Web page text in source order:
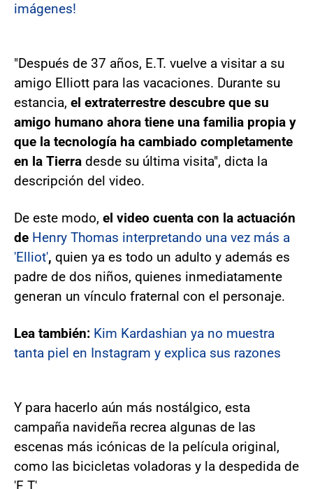
imágenes!
"Después de 37 años, E.T. vuelve a visitar a su
amigo Elliott para las vacaciones. Durante su
estancia, el extraterrestre descubre que su
amigo humano ahora tiene una familia propia y
que la tecnología ha cambiado completamente
en la Tierra desde su última visita", dicta la
descripción del video.
De este modo, el video cuenta con la actuación
de Henry Thomas interpretando una vez más a
'Elliot', quien ya es todo un adulto y además es
padre de dos niños, quienes inmediatamente
generan un vínculo fraternal con el personaje.
Lea también: Kim Kardashian ya no muestra
tanta piel en Instagram y explica sus razones
Y para hacerlo aún más nostálgico, esta
campaña navideña recrea algunas de las
escenas más icónicas de la película original,
como las bicicletas voladoras y la despedida de